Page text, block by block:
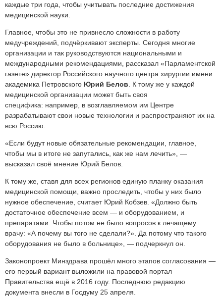
каждые три года, чтобы учитывать последние достижения
медицинской науки.
Главное, чтобы это не привнесло сложности в работу
медучреждений, подчёркивают эксперты. Сегодня многие
организации и так руководствуются национальными и
международными рекомендациями, рассказал «Парламентской
газете» директор Российского научного центра хирургии имени
академика Петровского Юрий Белов . К тому же у каждой
медицинской организации может быть своя
специфика: например, в возглавляемом им Центре
разрабатывают свои новые технологии и распространяют их на
всю Россию.
«Если будут новые обязательные рекомендации, главное,
чтобы мы в итоге не запутались, как же нам лечить», —
высказал своё мнение Юрий Белов.
К тому же, ставя для всех регионов единую планку оказания
медицинской помощи, важно проследить, чтобы у них было
нужное обеспечение, считает Юрий Кобзев. «Должно быть
достаточное обеспечение всем — и оборудованием, и
препаратами. Чтобы потом не было вопросов к лечащему
врачу: «А почему вы того не сделали?». Да потому что такого
оборудования не было в больнице», — подчеркнул он.
Законопроект Минздрава прошёл много этапов согласования —
его первый вариант выложили на правовой портал
Правительства ещё в 2016 году. Последнюю редакцию
документа внесли в Госдуму 25 апреля.